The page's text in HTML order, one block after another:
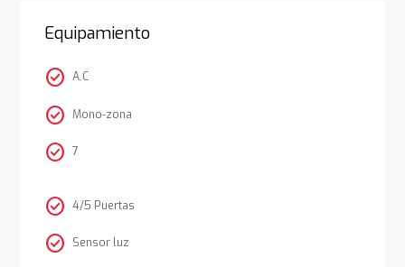
Equipamiento
check_circle A.C
check_circle Mono-zona
check_circle 7
check_circle 4/5 Puertas
check_circle Sensor luz